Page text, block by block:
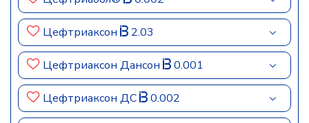
Цефтриаксон 2.03
Цефтриаксон Дансон 0.001
Цефтриаксон ДС 0.002